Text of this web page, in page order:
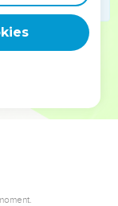
ministère, une
est faite